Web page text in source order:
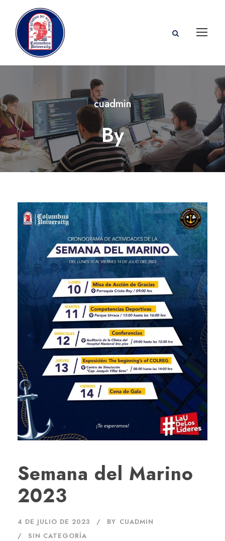
cuadmin
By
Semana del Marino
2023
4 DE JULIO DE 2023 BY CUADMIN
SIN CATEGORÍA